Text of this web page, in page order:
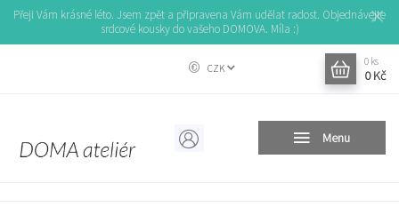
Přeji Vám krásné léto. Jsem zpět a připravena Vám udělat radost. Objednávejte
srdcové kousky do vašeho DOMOVA. Míla :)
Menu
CZK
0 ks
0 Kč